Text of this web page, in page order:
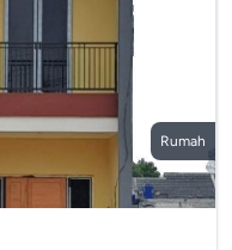
Rumah